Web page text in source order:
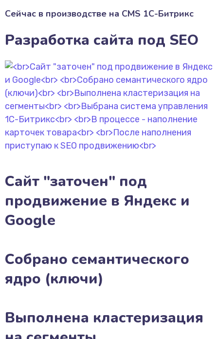
Сейчас в производстве на CMS 1С-Битрикс
Разработка сайта под SEO
Сайт "заточен" под
продвижение в Яндекс и
Google
Собрано семантического
ядро (ключи)
Выполнена кластеризация